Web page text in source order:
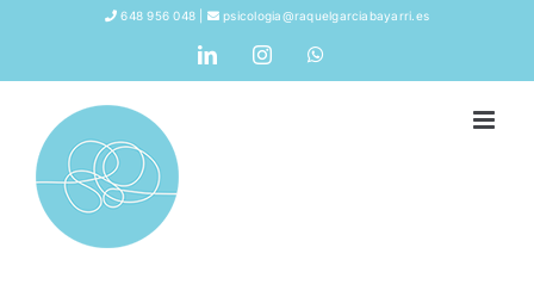
contenido
648 956 048 | psicologia@raquelgarciabayarri.es
LinkedInInstagram